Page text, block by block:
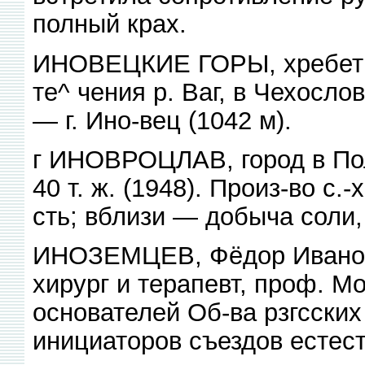
полный крах.
ИНОВЕЦКИЕ ГОРЫ, хребет
те^ чения р. Ваг, в
— г. Ино-вец (1042 м).
г ИНОВРОЦЛАВ, город в
40 т. ж. (1948). Произ-во
сть; вблизи — добыча
ИНОЗЕМЦЕВ, Фёдор
хирург и терапевт, проф.
основателей Об-ва
инициаторов съездов